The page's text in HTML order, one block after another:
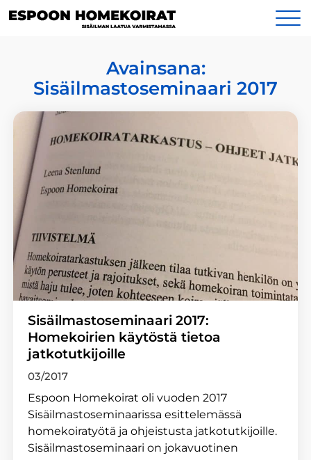
sisältöön
Yhteystiedot
Avainsana:
Sisäilmastoseminaari 2017
Sisäilmastoseminaari 2017:
Homekoirien käytöstä tietoa
jatkotutkijoille
03/2017
Espoon Homekoirat oli vuoden 2017
Sisäilmastoseminaarissa esittelemässä
homekoiratyötä ja ohjeistusta jatkotutkijoille.
Sisäilmastoseminaari on jokavuotinen